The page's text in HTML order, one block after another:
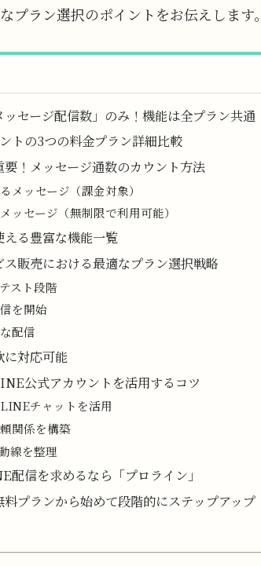
プラン選択のポイントをお伝えします。
セージ配信数」のみ！機能は全プラン共通
トの3つの料金プラン詳細比較
！メッセージ通数のカウント方法
メッセージ（課金対象）
ッセージ（無制限で利用可能）
る豊富な機能一覧
販売における最適なプラン選択戦略
スト段階
を開始
配信
に対応可能
公式アカウントを活用するコツ
チャットを活用
関係を構築
線を整理
配信を求めるなら「プロライン」
料プランから始めて段階的にステップアップ